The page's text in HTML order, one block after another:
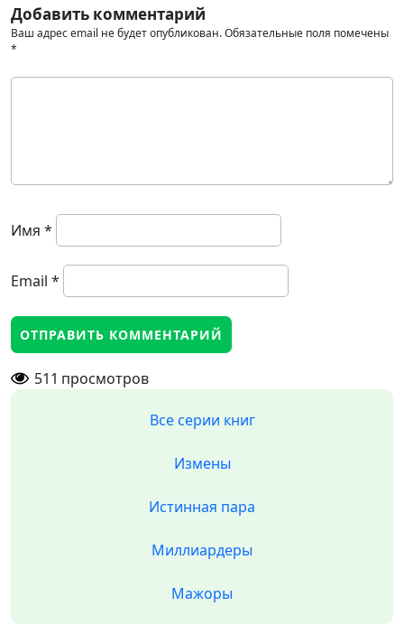
Добавить комментарий
Ваш адрес email не будет опубликован.Обязательные поля помечены
*
Имя *
Email *
511 просмотров
Все серии книг
Измены
Истинная пара
Миллиардеры
Мажоры